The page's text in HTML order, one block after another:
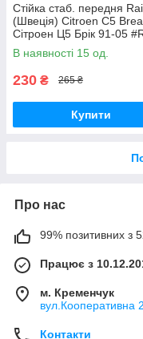
Стійка стаб. передня
(Швеція) Citroen C5
Сітроен Ц5 Брік 91-05
138860V UAVEXLV17
В наявності 15 од.
230 ₴ 265 ₴
Купити
Про нас
99% позитивних з
Працює з
м. Кременчук
вул.Кооперативна
Контакти